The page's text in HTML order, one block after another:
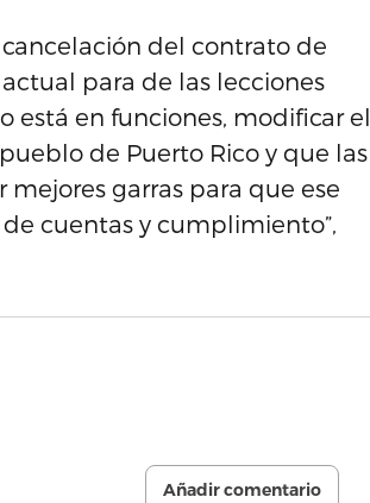
del contrato de
para de las lecciones
está en funciones, modificar el
de Puerto Rico y que las
garras para que ese
cuentas y cumplimiento”,
Añadir comentario